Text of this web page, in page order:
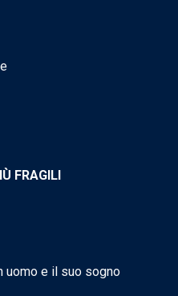
FRAGILI
uomo e il suo sogno